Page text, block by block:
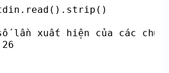
số lần xuất hiện của các